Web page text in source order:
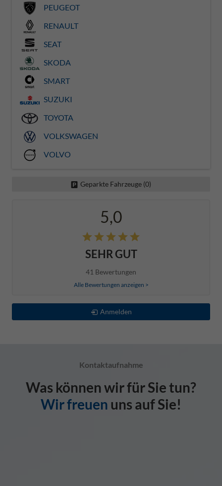
PEUGEOT
RENAULT
SEAT
SKODA
SMART
SUZUKI
TOYOTA
VOLKSWAGEN
VOLVO
Geparkte Fahrzeuge (0)
5,0
SEHR GUT
41 Bewertungen
Alle Bewertungen anzeigen >
Anmelden
Kontaktaufnahme
Was können wir für Sie tun?
Wir freuen uns auf Sie!